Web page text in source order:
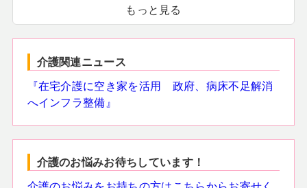
もっと見る
介護関連ニュース
『在宅介護に空き家を活用 政府、病床不足解消
へインフラ整備』
介護のお悩みお待ちしています！